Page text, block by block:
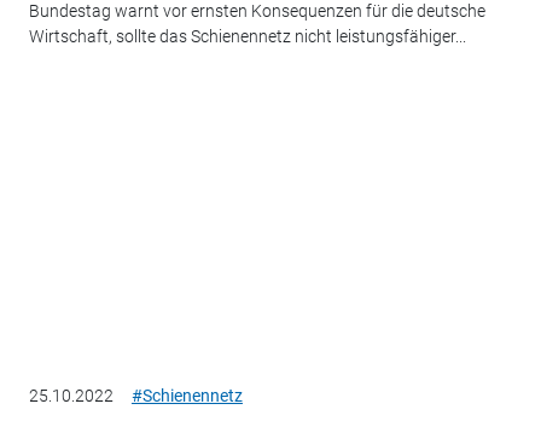
Bundestag warnt vor ernsten Konsequenzen für die deutsche
Wirtschaft, sollte das Schienennetz nicht leistungsfähiger...
25.10.2022 #Schienennetz